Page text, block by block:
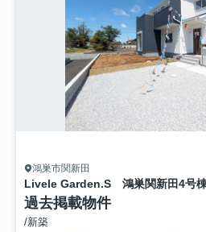
鴻巣市関新田
Livele Garden.S 鴻巣関新田4号
過去掲載物件
/新築